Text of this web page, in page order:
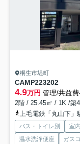
桐生市堤町
CAMP223202
4.9万円 管理/共益費
2階 / 25.45㎡ / 1K /築
上毛電鉄「丸山下」
バス・トイレ別 室
温水洗浄便座
ガス